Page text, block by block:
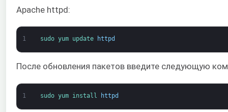
Apache httpd:
1 sudo yum update httpd
После обновления пакетов введите следующую
1 sudo yum install httpd